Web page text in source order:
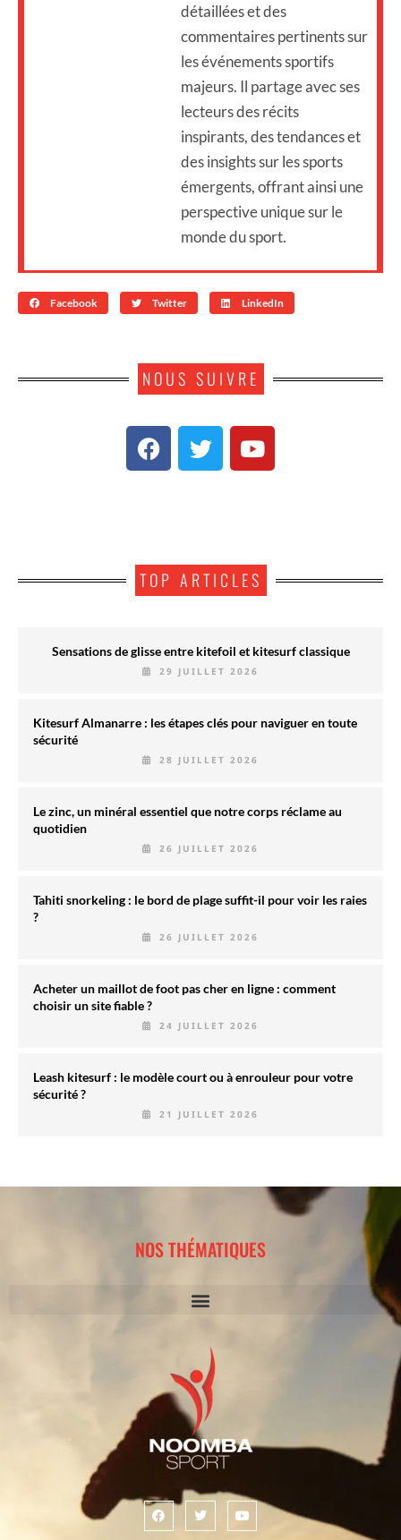
détaillées et des
commentaires pertinents sur
les événements sportifs
majeurs. Il partage avec ses
lecteurs des récits
inspirants, des tendances et
des insights sur les sports
émergents, offrant ainsi une
perspective unique sur le
monde du sport.
Facebook Twitter LinkedIn
NOUS SUIVRE
TOP ARTICLES
Sensations de glisse entre kitefoil et kitesurf classique
29 JUILLET 2026
Kitesurf Almanarre : les étapes clés pour naviguer en toute
sécurité
28 JUILLET 2026
Le zinc, un minéral essentiel que notre corps réclame au
quotidien
26 JUILLET 2026
Tahiti snorkeling : le bord de plage suffit-il pour voir les raies
?
26 JUILLET 2026
Acheter un maillot de foot pas cher en ligne : comment
choisir un site fiable ?
24 JUILLET 2026
Leash kitesurf : le modèle court ou à enrouleur pour votre
sécurité ?
21 JUILLET 2026
NOS THÉMATIQUES